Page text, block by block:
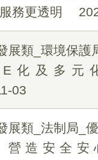
務更透明
展類_環境保護
化及多元
03
展類_法制局_
營造安全安